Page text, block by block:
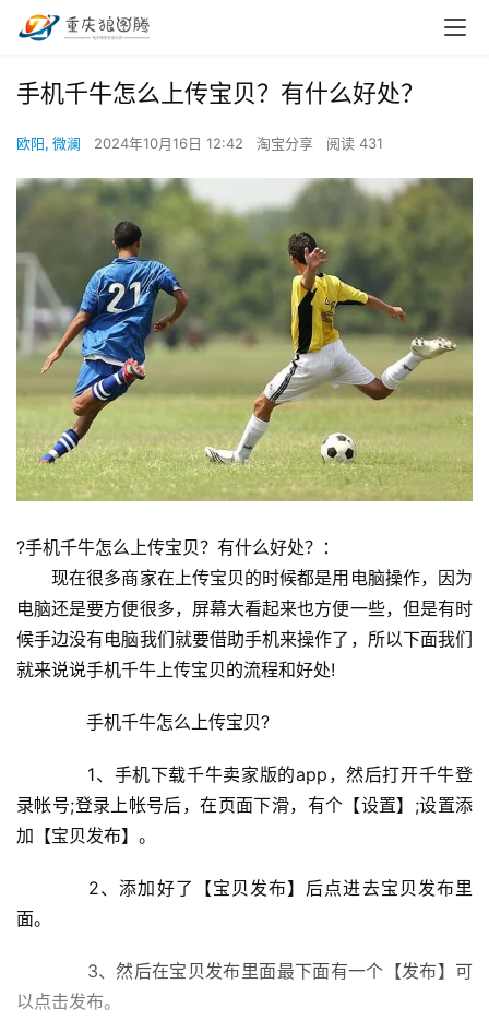
手机千牛怎么上传宝贝？有什么好处？
欧阳, 微澜 2024年10月16日 12:42 淘宝分享 阅读 431
?手机千牛怎么上传宝贝？有什么好处？：
现在很多商家在上传宝贝的时候都是用电脑操作，因为
电脑还是要方便很多，屏幕大看起来也方便一些，但是有时
候手边没有电脑我们就要借助手机来操作了，所以下面我们
就来说说手机千牛上传宝贝的流程和好处!
手机千牛怎么上传宝贝?
1、手机下载千牛卖家版的app，然后打开千牛登
录帐号;登录上帐号后，在页面下滑，有个【设置】;设置添
加【宝贝发布】。
2、添加好了【宝贝发布】后点进去宝贝发布里
面。
3、然后在宝贝发布里面最下面有一个【发布】可
以点击发布。